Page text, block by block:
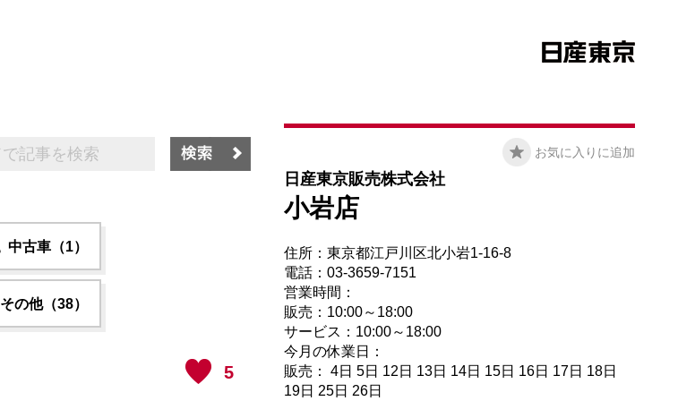
中古車（1）
その他（38）
5
お気に入りに追加
日産東京販売株式会社
小岩店
住所：東京都江戸川区北小岩1-16-8
電話：03-3659-7151
営業時間：
販売：10:00～18:00
サービス：10:00～18:00
今月の休業日：
販売： 4日 5日 12日 13日 14日 15日 16日 17日 18日
19日 25日 26日